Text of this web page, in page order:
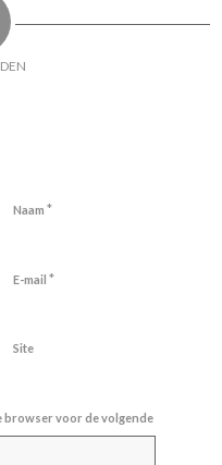
Naam*
E-mail*
Site
browser voor de volgende